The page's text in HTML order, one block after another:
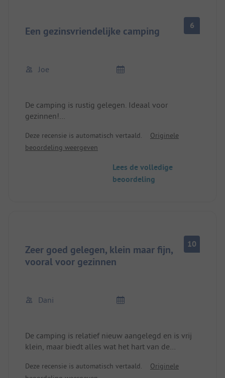
Een gezinsvriendelijke camping 6
Joe
De camping is rustig gelegen. Ideaal voor
gezinnen!
(m&f) moeten dezelfde deur in en uit. Helaas zijn
er maar 6 afwasplaatsen - 3 overdag en 3 's
Deze recensie is automatisch vertaald.
Originele
beoordeling weergeven
Lees de volledige
beoordeling
Zeer goed gelegen, klein maar fijn,
vooral voor gezinnen
10
Dani
De camping is relatief nieuw aangelegd en is vrij
klein, maar biedt alles wat het hart van de
gezinnen met kinderen van alle leeftijden. Grote
Deze recensie is automatisch vertaald.
Originele